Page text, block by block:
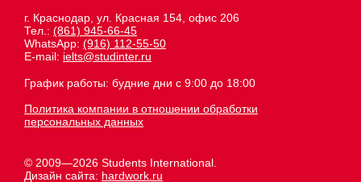
г. Краснодар, ул. Красная 154, офис 206
Тел.: (861) 945-66-45
WhatsApp: (916) 112-55-50
E-mail: ielts@studinter.ru
График работы: будние дни с 9:00 до 18:00
Политика компании в отношении обработки
персональных данных
© 2009—2026 Students International.
Дизайн сайта: hardwork.ru